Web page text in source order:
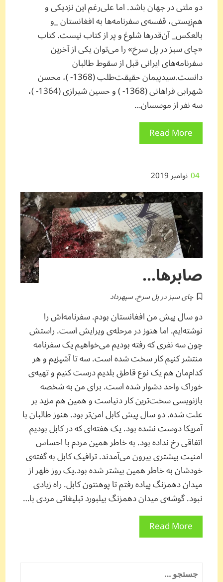
دو ملتی در جهان باشد. اما علی‌رغم این نزدیکی و
هم‌زیستی، قفسه‌ی سفرنامه‌ها به افغانستان _و
بالعکس_ آن‌قدرها شلوغ و پر از کتاب نیست. کتاب
«چای سبز در پل سرخ» را می‌توان یکی از آخرین
سفرنامه‌های ایرانی قبل از سقوط طالبان
دانست.سیدپیمان حقیقت‌طلب (1368- )، محسن
شهرابی فراهانی (1368- ) و حسین شیرازی (1364- )،
سه نفر از موسسان…
Read More
04نوامبر 2019
صابرها…
چای سبز در پل سرخ,سپهرداد
دو سال پیش من افغانستان بودم. سفرنامه‌اش را
نوشته‌ایم. اما هنوز در مرحله‌ی ویرایش است. راستش
چون سه نفری که رفته بودیم می‌خواهیم یک سفرنامه
منتشر کنیم کار سخت شده است. سه تا آشپزیم و هر
کدام‌مان هم یک نوع قاطق بلدیم درست کنیم و تهیه‌ی
خوراک واحد دشوار شده است. برای من به شخصه
بازنویسی سخت‌ترین کار دنیاست و همین هم مزید بر
علت شده. دو سال پیش کابل امن‌تر بود. هنوز طالبان با
آمریکا دوست نشده بود. یک هفته‌ای که در کابل بودیم
اتفاقی رخ نداده بود. به خاطر همین مردم با احساس
امنیت بیشتری بیرون می‌آمدند. ترافیک کابل به گفته‌ی
خودشان به خاطر همین بیشتر شده بود.یک روز ظهر از
میدان دهمزنگ پیاده رفتم تا پوهنتون کابل. راه زیادی
نبود. گوشه‌ی میدان دهمزنگ بیلبورد تبلیغاتی مردی با…
Read More